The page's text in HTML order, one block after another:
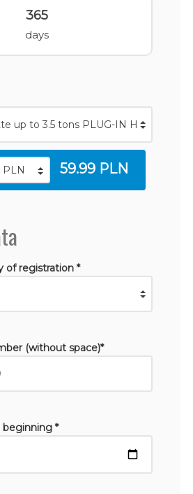
365
days
59.99 PLN
of registration *
(without space)*
*